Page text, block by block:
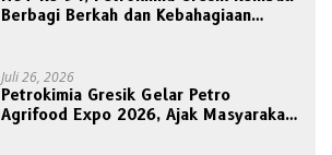
Berbagi Berkah dan Kebahagiaan
Juli 26, 2026
Petrokimia Gresik Gelar Petro
Agrifood Expo 2026, Ajak Masyarakat